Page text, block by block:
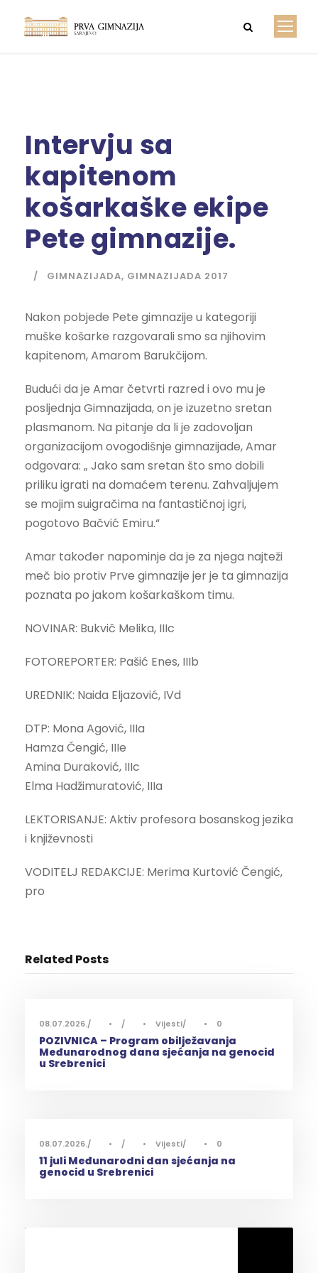
Intervju sa
kapitenom
košarkaške ekipe
Pete gimnazije.
GIMNAZIJADA, GIMNAZIJADA 2017
Nakon pobjede Pete gimnazije u kategoriji
muške košarke razgovarali smo sa njihovim
kapitenom, Amarom Barukčijom.
Budući da je Amar četvrti razred i ovo mu je
posljednja Gimnazijada, on je izuzetno sretan
plasmanom. Na pitanje da li je zadovoljan
organizacijom ovogodišnje gimnazijade, Amar
odgovara: „ Jako sam sretan što smo dobili
priliku igrati na domaćem terenu. Zahvaljujem
se mojim suigračima na fantastičnoj igri,
pogotovo Bačvić Emiru.“
Amar također napominje da je za njega najteži
meč bio protiv Prve gimnazije jer je ta gimnazija
poznata po jakom košarkaškom timu.
NOVINAR: Bukvič Melika, IIIc
FOTOREPORTER: Pašić Enes, IIIb
UREDNIK: Naida Eljazović, IVd
DTP: Mona Agović, IIIa
Hamza Čengić, IIIe
Amina Duraković, IIIc
Elma Hadžimuratović, IIIa
LEKTORISANJE: Aktiv profesora bosanskog jezika
i književnosti
VODITELJ REDAKCIJE: Merima Kurtović Čengić,
pro
Related Posts
08.07.2026. • • Vijesti • 0
POZIVNICA – Program obilježavanja
Međunarodnog dana sjećanja na genocid
u Srebrenici
08.07.2026. • • Vijesti • 0
11 juli Međunarodni dan sjećanja na
genocid u Srebrenici